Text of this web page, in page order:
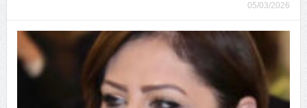
05/03/2026